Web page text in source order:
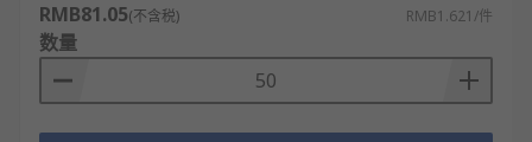
RMB81.05(不含税) RMB1.621/件
数量